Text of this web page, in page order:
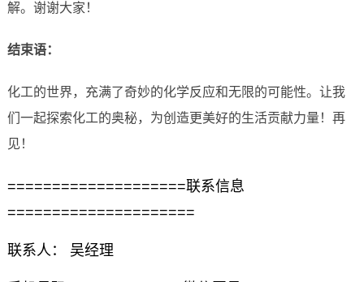
解。谢谢大家！
结束语：
化工的世界，充满了奇妙的化学反应和无限的可能性。让我
们一起探索化工的奥秘，为创造更美好的生活贡献力量！再
见！
====================联系信息
=====================
联系人： 吴经理